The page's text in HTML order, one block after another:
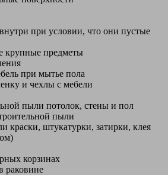
при условии, что они пустые
крупные предметы
при мытье пола
и чехлы с мебели
пыли потолок, стены и пол
пыли
краски, штукатурки, затирки, клея
корзинах
раковине